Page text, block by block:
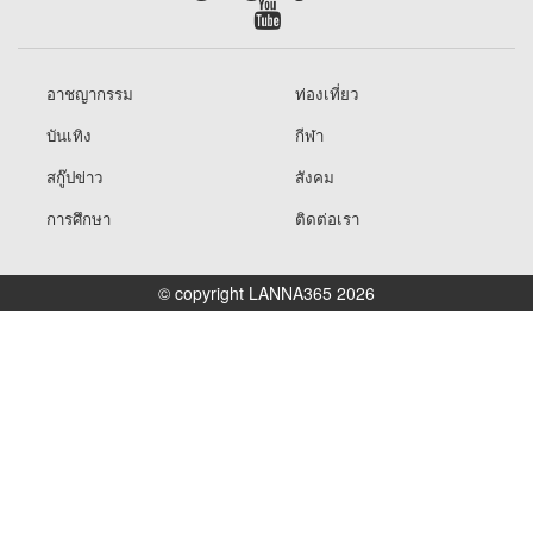
อาชญากรรม
ท่องเที่ยว
บันเทิง
กีฬา
สกู๊ปข่าว
สังคม
การศึกษา
ติดต่อเรา
© copyright LANNA365 2026